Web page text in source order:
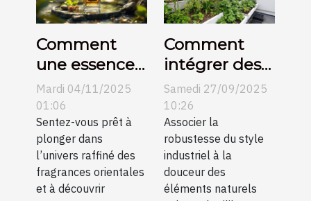
Comment
une essence
orientale
peut définir
l'élégance
moderne ?
Mardi 04/11/2025
01:06
Sentez-vous prêt à
plonger dans
l’univers raffiné des
fragrances orientales
et à découvrir
Comment
intégrer des
éléments
naturels dans
un décor
industriel ?
Samedi 27/09/2025
10:26
Associer la
robustesse du style
industriel à la
douceur des
éléments naturels